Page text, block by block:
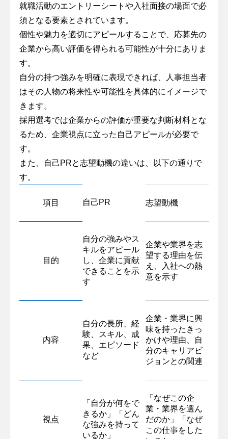
就職活動のエントリーシートや入社面接の場面で必
須となる要素とされています。
個性や魅力を適切にアピールすることで、応募先の
企業から高い評価を得られる可能性が十分にありま
す。
自分の持つ強みを明確に表現できれば、人事担当者
はその人物の将来性や可能性を具体的にイメージで
きます。
採用選考では企業からの評価が重要な判断材料とな
るため、企業視点に立った自己アピールが必要で
す。
また、自己PRと志望動機の違いは、以下の通りで
す。
項目 自己PR 志望動機
目的
自分の強みやス
キルをアピール
し、企業に貢献
できることを示
す
企業や業界を志
望する理由を伝
え、入社への熱
意を示す
内容
自分の長所、経
験、スキル、成
果、エピソード
など
企業・業界に興
味を持ったきっ
かけや理由、自
分のキャリアビ
ジョンとの関連
視点
「自分が何をで
きるか」「どん
な強みを持って
いるか」
「なぜこの企
業・業界を選ん
だのか」「なぜ
この仕事をした